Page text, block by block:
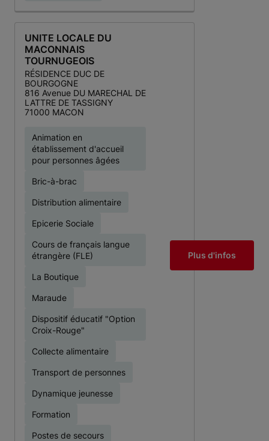
UNITE LOCALE DU
MACONNAIS
TOURNUGEOIS
RÉSIDENCE DUC DE
BOURGOGNE
816 Avenue DU MARECHAL DE
LATTRE DE TASSIGNY
71000 MACON
Animation en
établissement d'accueil
pour personnes âgées
Bric-à-brac
Distribution alimentaire
Epicerie Sociale
Cours de français langue
étrangère (FLE)
La Boutique
Maraude
Dispositif éducatif "Option
Croix-Rouge"
Collecte alimentaire
Transport de personnes
Dynamique jeunesse
Formation
Postes de secours
Plus d'infos